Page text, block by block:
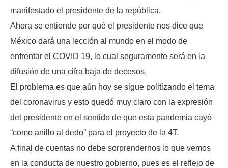
manifestado el presidente de la república.
Ahora se entiende por qué el presidente nos dice que
México dará una lección al mundo en el modo de
enfrentar el COVID 19, lo cual seguramente será en la
difusión de una cifra baja de decesos.
El problema es que aún hoy se sigue politizando el tema
del coronavirus y esto quedó muy claro con la expresión
del presidente en el sentido de que esta pandemia cayó
“como anillo al dedo” para el proyecto de la 4T.
A final de cuentas no debe sorprendernos lo que vemos
en la conducta de nuestro gobierno, pues es el reflejo de